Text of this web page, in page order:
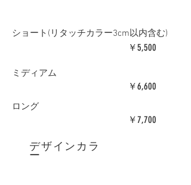
​ショート(リタッチカラー3cm以内含む)
￥5,500
​ミディアム
￥6,600
​ロング
￥7,700
デザインカラ
ー